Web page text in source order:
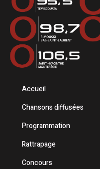
Accueil
Chansons diffusées
Programmation
Rattrapage
Concours